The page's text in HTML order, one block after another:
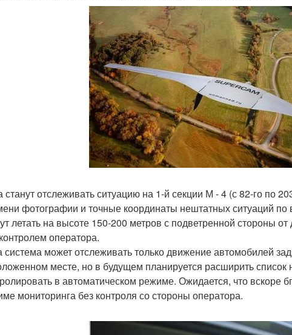
станут отслеживать ситуацию на 1-й секции М - 4 (с 82-го по
фотографии и точные координаты нештатных ситуаций по
летать на высоте 150-200 метров с подветренной стороны
оператора.
система может отслеживать только движение автомобилей
месте, но в будущем планируется расширить
в автоматическом режиме. Ожидается, что вскоре
мониторинга без контроля со стороны оператора.